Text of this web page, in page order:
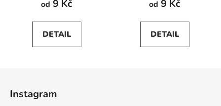
od 9 Kč
DETAIL
od 9 Kč
DETAIL
Instagram